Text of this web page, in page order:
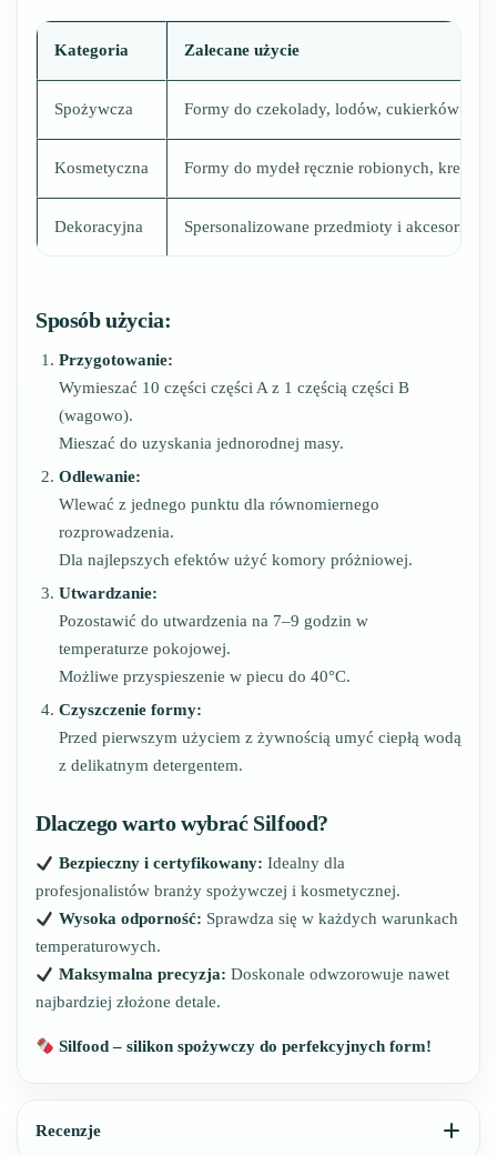
Kategoria Zalecane użycie
Spożywcza Formy do czekolady, lodów, cukierków i
Kosmetyczna Formy do mydeł ręcznie robionych,
Dekoracyjna Spersonalizowane przedmioty i akcesoria
Sposób użycia:
Przygotowanie:
Wymieszać 10 części części A z 1 częścią części B
(wagowo).
Mieszać do uzyskania jednorodnej masy.
Odlewanie:
Wlewać z jednego punktu dla równomiernego
rozprowadzenia.
Dla najlepszych efektów użyć komory próżniowej.
Utwardzanie:
Pozostawić do utwardzenia na 7–9 godzin w
temperaturze pokojowej.
Możliwe przyspieszenie w piecu do 40°C.
Czyszczenie formy:
Przed pierwszym użyciem z żywnością umyć ciepłą wodą
z delikatnym detergentem.
Dlaczego warto wybrać Silfood?
Bezpieczny i certyfikowany: Idealny dla
profesjonalistów branży spożywczej i kosmetycznej.
Wysoka odporność: Sprawdza się w każdych warunkach
temperaturowych.
Maksymalna precyzja: Doskonale odwzorowuje nawet
najbardziej złożone detale.
Silfood – silikon spożywczy do perfekcyjnych form!
Recenzje